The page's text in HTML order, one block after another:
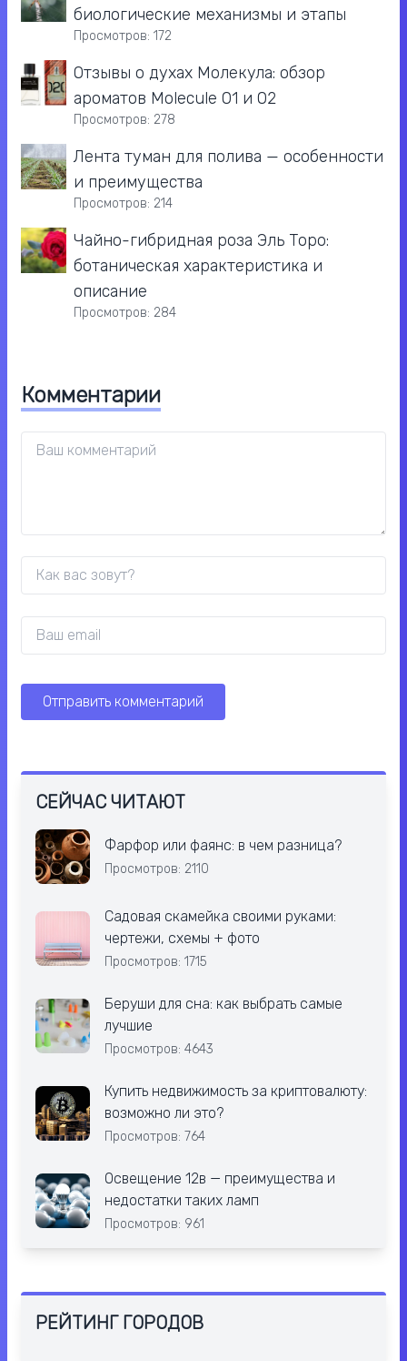
биологические механизмы и этапы
Просмотров: 172
Отзывы о духах Молекула: обзор
ароматов Molecule 01 и 02
Просмотров: 278
Лента туман для полива — особенности
и преимущества
Просмотров: 214
Чайно-гибридная роза Эль Торо:
ботаническая характеристика и
описание
Просмотров: 284
Комментарии
СЕЙЧАС ЧИТАЮТ
Фарфор или фаянс: в чем разница?
Просмотров: 2110
Садовая скамейка своими руками:
чертежи, схемы + фото
Просмотров: 1715
Беруши для сна: как выбрать самые
лучшие
Просмотров: 4643
Купить недвижимость за криптовалюту:
возможно ли это?
Просмотров: 764
Освещение 12в — преимущества и
недостатки таких ламп
Просмотров: 961
РЕЙТИНГ ГОРОДОВ